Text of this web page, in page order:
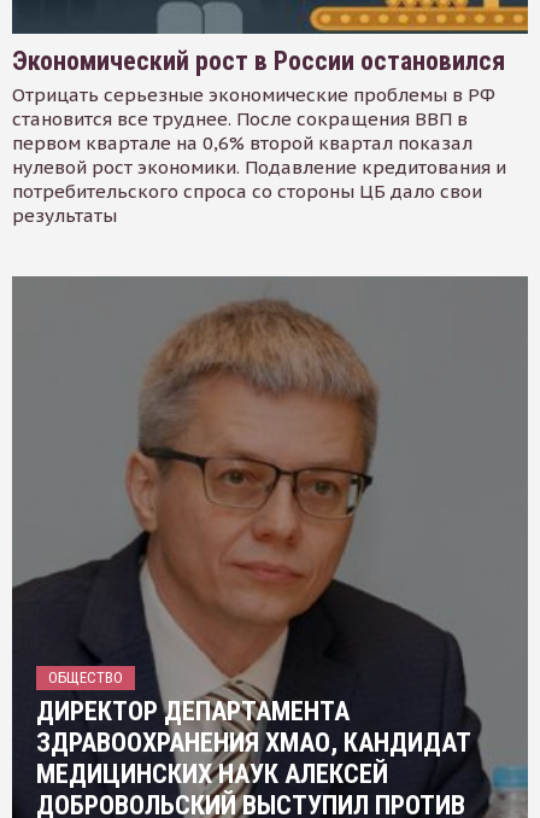
Экономический рост в России остановился
Отрицать серьезные экономические проблемы в РФ
становится все труднее. После сокращения ВВП в
первом квартале на 0,6% второй квартал показал
нулевой рост экономики. Подавление кредитования и
потребительского спроса со стороны ЦБ дало свои
результаты
ОБЩЕСТВО
ДИРЕКТОР ДЕПАРТАМЕНТА
ЗДРАВООХРАНЕНИЯ ХМАО, КАНДИДАТ
МЕДИЦИНСКИХ НАУК АЛЕКСЕЙ
ДОБРОВОЛЬСКИЙ ВЫСТУПИЛ ПРОТИВ